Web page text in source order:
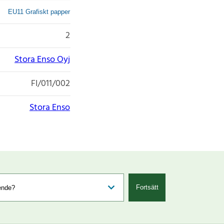
EU11 Grafiskt papper
2
Stora Enso Oyj
FI/011/002
Stora Enso
Fortsätt